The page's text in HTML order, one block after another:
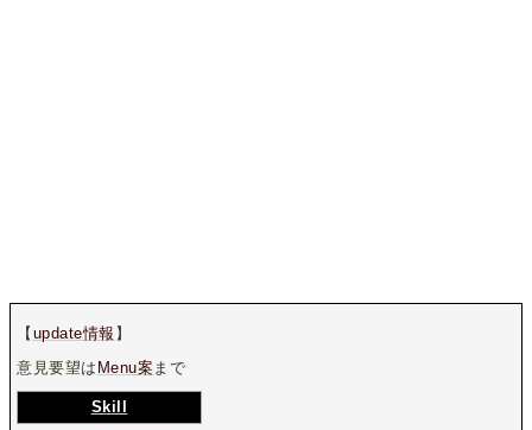
【update情報 】
意見要望は Menu案 まで
Skill